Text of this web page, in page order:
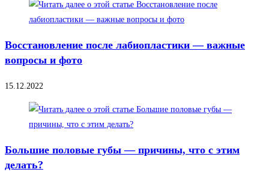
Восстановление после лабиопластики — важные
вопросы и фото
15.12.2022
Большие половые губы — причины, что с этим
делать?